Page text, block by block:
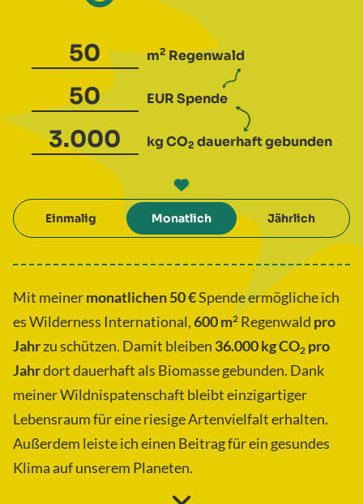
m2 Regenwald
EURSpende
kg CO2 dauerhaft gebunden
Einmalig Monatlich Jährlich
Mit meinermonatlichen50€Spendeermögliche ich
es Wilderness International,600m2 Regenwald pro
Jahrzu schützen. Damit bleiben 36.000kg CO2 pro
Jahrdort dauerhaft als Biomasse gebunden. Dank
meiner Wildnispatenschaft bleibt einzigartiger
Lebensraum für eine riesige Artenvielfalt erhalten.
Außerdem leiste ich einen Beitrag für ein gesundes
Klima auf unserem Planeten.